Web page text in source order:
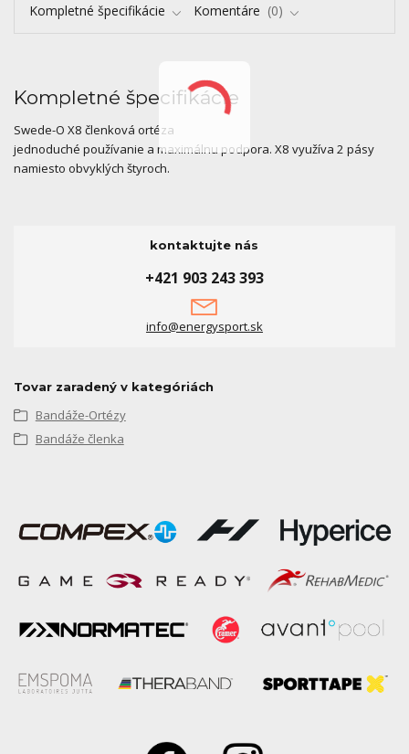
Kompletné špecifikácie Komentáre 0
Kompletné špecifikácie
Swede-O X8 členková ortéza
jednoduché používanie a maximálnu podpora. X8 využíva 2 pásy
namiesto obvyklých štyroch.
kontaktujte nás
+421 903 243 393
info@energysport.sk
Tovar zaradený v kategóriách
Bandáže-Ortézy
Bandáže členka